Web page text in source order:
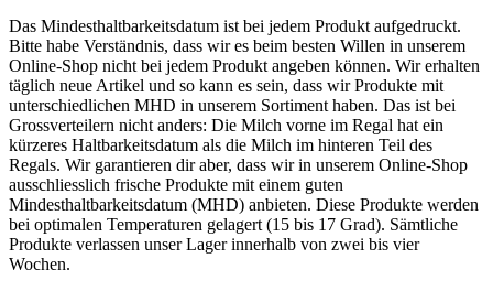
Das Mindesthaltbarkeitsdatum ist bei jedem Produkt aufgedruckt.
Bitte habe Verständnis, dass wir es beim besten Willen in unserem
Online-Shop nicht bei jedem Produkt angeben können. Wir erhalten
täglich neue Artikel und so kann es sein, dass wir Produkte mit
unterschiedlichen MHD in unserem Sortiment haben. Das ist bei
Grossverteilern nicht anders: Die Milch vorne im Regal hat ein
kürzeres Haltbarkeitsdatum als die Milch im hinteren Teil des
Regals. Wir garantieren dir aber, dass wir in unserem Online-Shop
ausschliesslich frische Produkte mit einem guten
Mindesthaltbarkeitsdatum (MHD) anbieten. Diese Produkte werden
bei optimalen Temperaturen gelagert (15 bis 17 Grad). Sämtliche
Produkte verlassen unser Lager innerhalb von zwei bis vier
Wochen.